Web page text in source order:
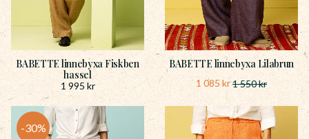
BABETTE linnebyxa Fiskben
hassel
1 995 kr
BABETTE linnebyxa Lilabrun
1 085 kr1 550kr
30%